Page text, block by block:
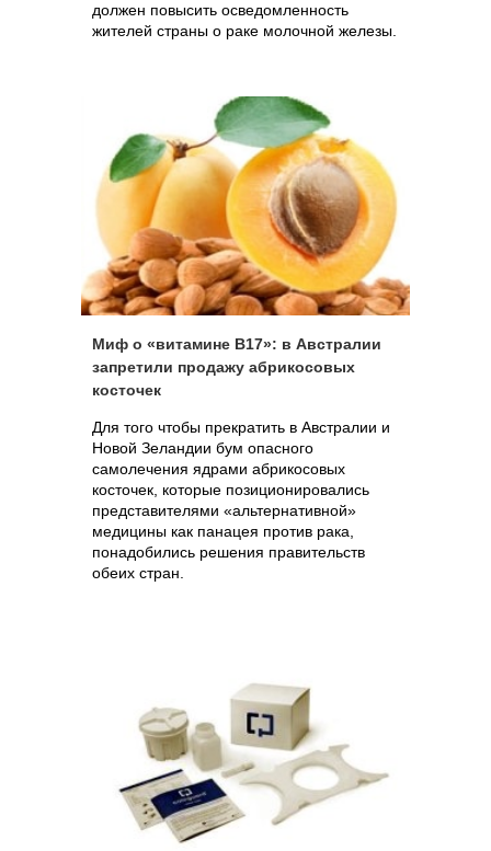
должен повысить осведомленность
жителей страны о раке молочной железы.
Миф о «витамине В17»: в Австралии
запретили продажу абрикосовых
косточек
Для того чтобы прекратить в Австралии и
Новой Зеландии бум опасного
самолечения ядрами абрикосовых
косточек, которые позиционировались
представителями «альтернативной»
медицины как панацея против рака,
понадобились решения правительств
обеих стран.